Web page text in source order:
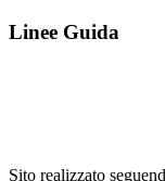
Linee Guida
Sito realizzato